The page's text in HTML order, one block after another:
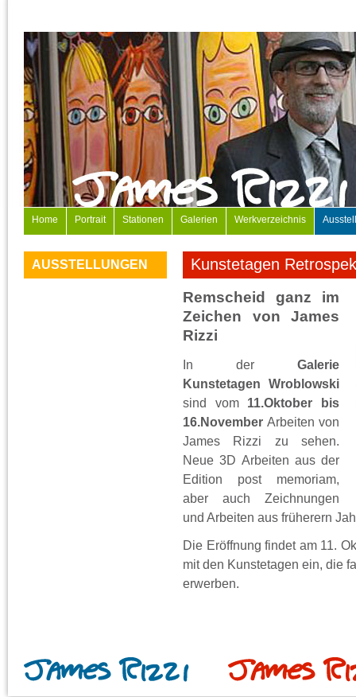
Home Portrait Stationen Galerien Werkverzeichnis
AUSSTELLUNGEN Kunstetagen
Remscheid ganz im
Zeichen von James
Rizzi
In der Galerie
Kunstetagen Wroblowski
sind vom 11.Oktober bis
16.November Arbeiten von
James Rizzi zu sehen.
Neue 3D Arbeiten aus der
Edition post memoriam,
aber auch Zeichnungen
und Arbeiten aus früherern
Die Eröffnung findet am 11.
mit den Kunstetagen ein, die
erwerben.